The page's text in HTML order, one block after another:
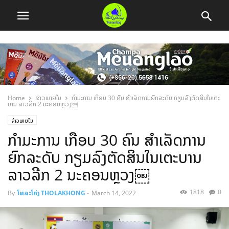
Home ຂ່າວພາຍໃນ ກຳມະການ ເກືອບ 30 ຄົນ ສຳເລັດການຍົກລະດັບ ກຽມລົງຕັດສິນໃນເຕະ
ບານ ລາວລີກ 2 ນະຄອນຫຼວງ￼
ຂ່າວພາຍໃນ
ກຳມະການ ເກືອບ 30 ຄົນ ສຳເລັດການ
ຍົກລະດັບ ກຽມລົງຕັດສິນໃນເຕະບານ
ລາວລີກ 2 ນະຄອນຫຼວງ￼
By ໂທລະໂຄ່ງ THOLAKHONG - March 14, 2022 0
1818